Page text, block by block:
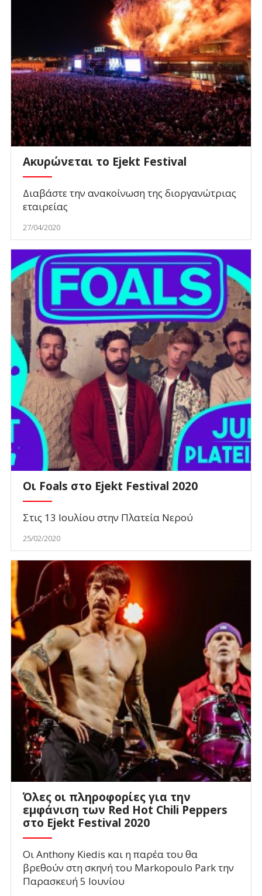
Ακυρώνεται το Ejekt Festival
Διαβάστε την ανακοίνωση της διοργανώτριας
εταιρείας
27/04/2020
Οι Foals στο Ejekt Festival 2020
Στις 13 Ιουλίου στην Πλατεία Νερού
25/02/2020
Όλες οι πληροφορίες για την
εμφάνιση των Red Hot Chili Peppers
στο Ejekt Festival 2020
Οι Anthony Kiedis και η παρέα του θα
βρεθούν στη σκηνή του Markopoulo Park την
Παρασκευή 5 Ιουνίου